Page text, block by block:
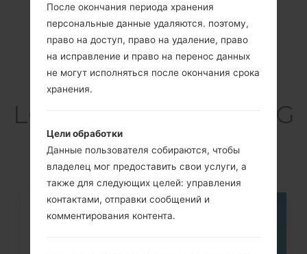
Previous 1 Next
LGE510(LGE510) akaLG
Optimus Hub
После окончания периода хранения
персональные данные удаляются. поэтому,
право на доступ, право на удаление, право
на исправление и право на перенос данных
не могут исполняться после окончания срока
хранения.
Цели обработки
Данные пользователя собираются, чтобы
владелец мог предоставить свои услуги, а
также для следующих целей: управления
контактами, отправки сообщений и
комментирования контента.